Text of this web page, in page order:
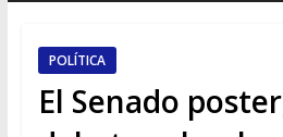
POLÍTICA
El Senado